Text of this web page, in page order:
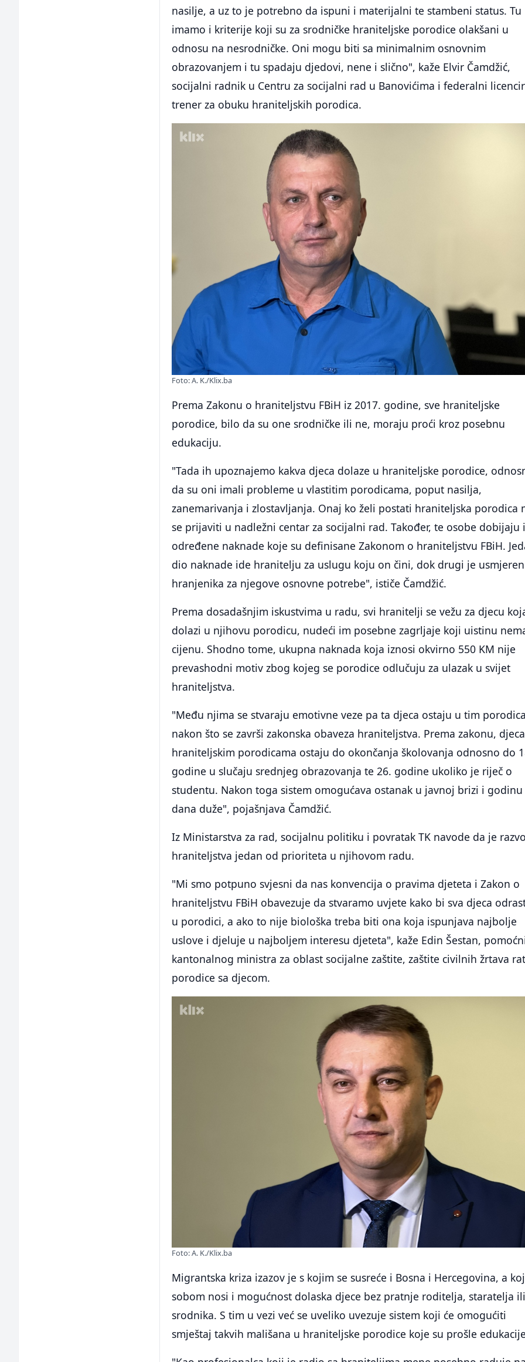
nasilje, a uz to je potrebno da ispuni i materijalni te stambeni status. Tu
imamo i kriterije koji su za srodničke hraniteljske porodice olakšani u
odnosu na nesrodničke. Oni mogu biti sa minimalnim osnovnim
obrazovanjem i tu spadaju djedovi, nene i slično", kaže Elvir Čamdžić,
socijalni radnik u Centru za socijalni rad u Banovićima i federalni
trener za obuku hraniteljskih porodica.
Foto: A. K./Klix.ba
Prema Zakonu o hraniteljstvu FBiH iz 2017. godine, sve hraniteljske
porodice, bilo da su one srodničke ili ne, moraju proći kroz posebnu
edukaciju.
"Tada ih upoznajemo kakva djeca dolaze u hraniteljske porodice,
da su oni imali probleme u vlastitim porodicama, poput nasilja,
zanemarivanja i zlostavljanja. Onaj ko želi postati hraniteljska porodica
se prijaviti u nadležni centar za socijalni rad. Također, te osobe dobijaju
određene naknade koje su definisane Zakonom o hraniteljstvu FBiH.
dio naknade ide hranitelju za uslugu koju on čini, dok drugi je
hranjenika za njegove osnovne potrebe", ističe Čamdžić.
Prema dosadašnjim iskustvima u radu, svi hranitelji se vežu za djecu
dolazi u njihovu porodicu, nudeći im posebne zagrljaje koji uistinu
cijenu. Shodno tome, ukupna naknada koja iznosi okvirno 550 KM nije
prevashodni motiv zbog kojeg se porodice odlučuju za ulazak u svijet
hraniteljstva.
"Među njima se stvaraju emotivne veze pa ta djeca ostaju u tim
nakon što se završi zakonska obaveza hraniteljstva. Prema zakonu,
hraniteljskim porodicama ostaju do okončanja školovanja odnosno do
godine u slučaju srednjeg obrazovanja te 26. godine ukoliko je riječ o
studentu. Nakon toga sistem omogućava ostanak u javnoj brizi i godinu
dana duže", pojašnjava Čamdžić.
Iz Ministarstva za rad, socijalnu politiku i povratak TK navode da je
hraniteljstva jedan od prioriteta u njihovom radu.
"Mi smo potpuno svjesni da nas konvencija o pravima djeteta i Zakon o
hraniteljstvu FBiH obavezuje da stvaramo uvjete kako bi sva djeca
u porodici, a ako to nije biološka treba biti ona koja ispunjava najbolje
uslove i djeluje u najboljem interesu djeteta", kaže Edin Šestan,
kantonalnog ministra za oblast socijalne zaštite, zaštite civilnih žrtava
porodice sa djecom.
Foto: A. K./Klix.ba
Migrantska kriza izazov je s kojim se susreće i Bosna i Hercegovina, a
sobom nosi i mogućnost dolaska djece bez pratnje roditelja, staratelja
srodnika. S tim u vezi već se uveliko uvezuje sistem koji će omogućiti
smještaj takvih mališana u hraniteljske porodice koje su prošle